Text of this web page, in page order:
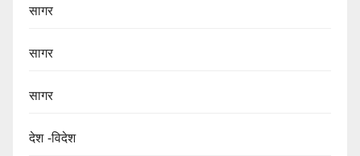
सागर
सागर
सागर
देश -विदेश